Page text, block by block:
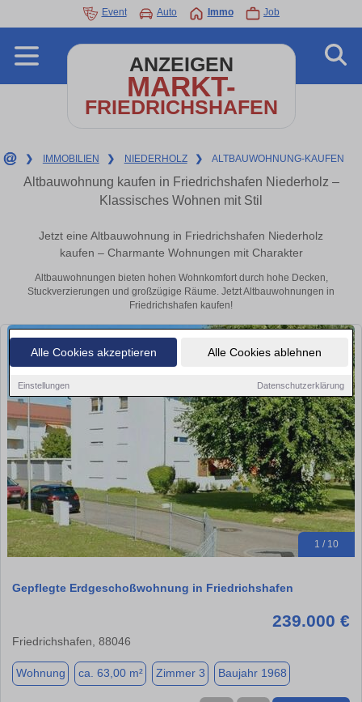
Alle Cookies akzeptieren Alle Cookies ablehnen
Einstellungen Datenschutzerklärung
Event Auto Immo Job
ANZEIGEN
MARKT-
FRIEDRICHSHAFEN
❯ IMMOBILIEN ❯ NIEDERHOLZ ❯ ALTBAUWOHNUNG-KAUFEN
Altbauwohnung kaufen in Friedrichshafen Niederholz –
Klassisches Wohnen mit Stil
Jetzt eine Altbauwohnung in Friedrichshafen Niederholz
kaufen – Charmante Wohnungen mit Charakter
Altbauwohnungen bieten hohen Wohnkomfort durch hohe Decken,
Stuckverzierungen und großzügige Räume. Jetzt Altbauwohnungen in
Friedrichshafen kaufen!
1 / 10
Gepflegte Erdgeschoßwohnung in Friedrichshafen
239.000 €
Friedrichshafen, 88046
Wohnung ca. 63,00 m² Zimmer 3 Baujahr 1968